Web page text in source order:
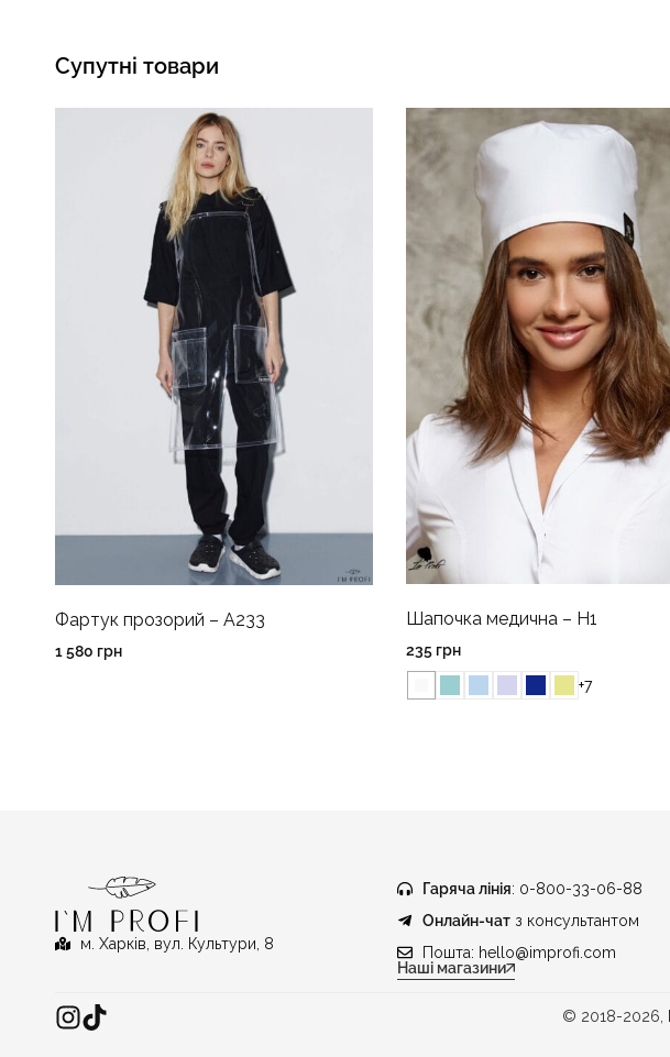
Супутні товари
Фартук прозорий – A233
1 580 грн
Шапочка медична – H1
235 грн
+7
м. Харків, вул. Культури, 8
Гаряча лінія: 0-800-33-06-88
Онлайн-чатз консультантом
Пошта: hello@improfi.com
Наші магазини
© 2018-2026,